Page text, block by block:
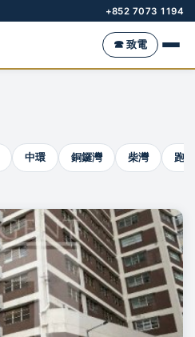
+852 7073 1194
☎ 致電
中環 銅鑼灣 柴灣 跑